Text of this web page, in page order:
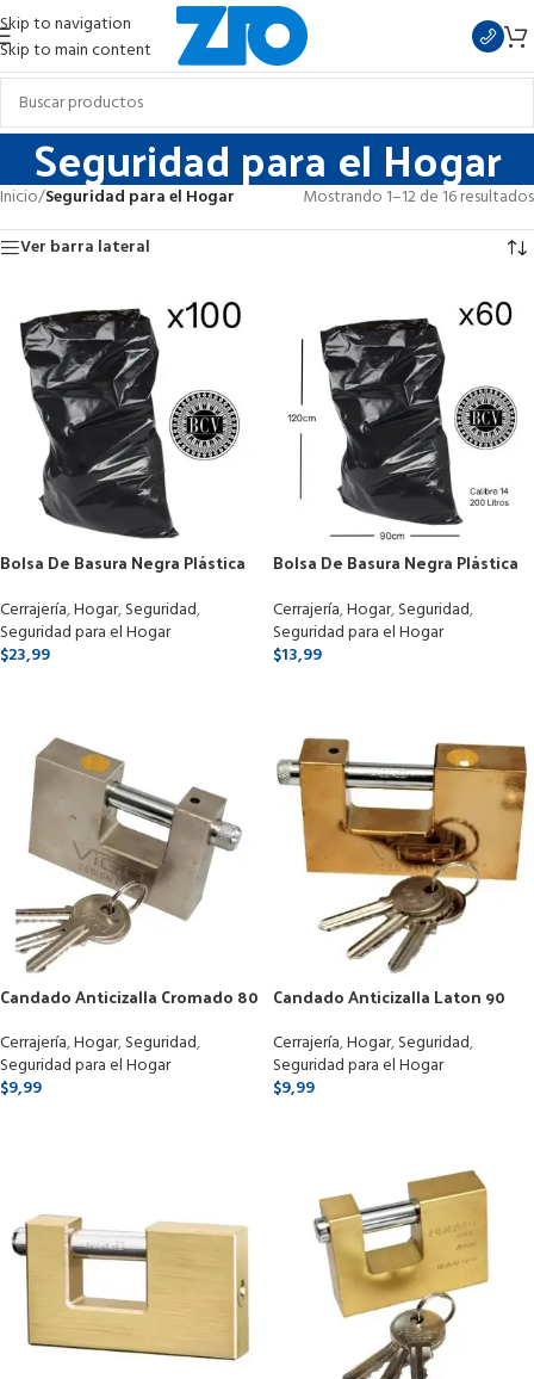
Skip to navigation
Skip to main content
Seguridad para el Hogar
Inicio/Seguridad para el Hogar
Mostrando 1–12 de 16 resultados
Ver barra lateral
Bolsa De Basura Negra Plástica
Cerrajería,Hogar,Seguridad,
Seguridad para el Hogar
$23,99
Bolsa De Basura Negra Plástica
Cerrajería,Hogar,Seguridad,
Seguridad para el Hogar
$13,99
Candado Anticizalla Cromado 80
Cerrajería,Hogar,Seguridad,
Seguridad para el Hogar
$9,99
Candado Anticizalla Laton 90
Cerrajería,Hogar,Seguridad,
Seguridad para el Hogar
$9,99